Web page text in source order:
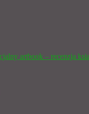
artbook – recenzja